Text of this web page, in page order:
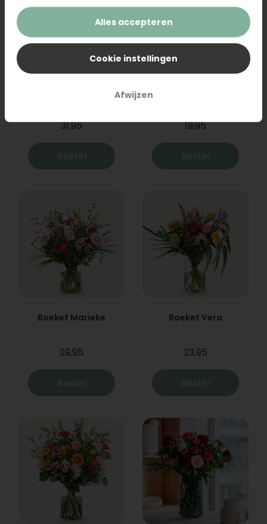
31,95
Bestel
19,95
Bestel
Boeket Marieke
29,95
Bestel
Boeket Vera
23,95
Bestel
Alles accepteren
Cookie instellingen
Afwijzen